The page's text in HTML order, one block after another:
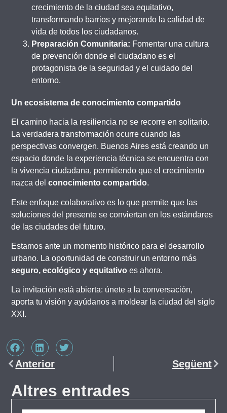
crecimiento de la ciudad sea equitativo,
transformando barrios y mejorando la calidad de
vida de todos los ciudadanos.
Preparación Comunitaria: Fomentar una cultura
de prevención donde el ciudadano es el
protagonista de la seguridad y el cuidado del
entorno.
Un ecosistema de conocimiento compartido
El camino hacia la resiliencia no se recorre en solitario.
La verdadera transformación ocurre cuando las
perspectivas convergen. Buenos Aires está creando un
espacio donde la experiencia técnica se encuentra con
la vivencia ciudadana, permitiendo que el crecimiento
nazca delconocimiento compartido.
Este enfoque colaborativo es lo que permite que las
soluciones del presente se conviertan en los estándares
de las ciudades del futuro.
Estamos ante un momento histórico para el desarrollo
urbano. La oportunidad de construir un entorno más
seguro, ecológico y equitativo es ahora.
La invitación está abierta: únete a la conversación,
aporta tu visión y ayúdanos a moldear la ciudad del siglo
XXI.
Anterior Següent
Altres entrades